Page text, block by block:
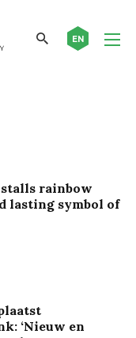
EN
rainbow
lasting symbol of
‘Nieuw en